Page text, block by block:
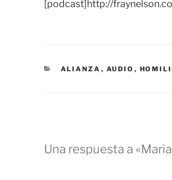
[podcast]http://
CATEGORÍAS
ALIANZA , AUDIO ,
Una respuesta a